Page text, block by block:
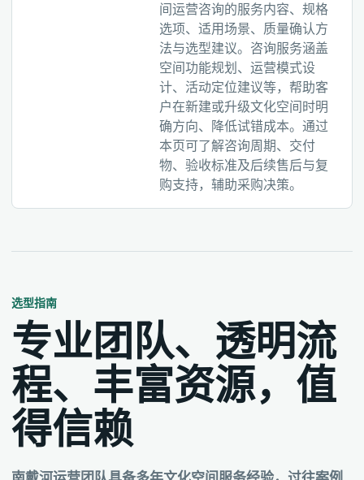
间运营咨询的服务内容、规格
选项、适用场景、质量确认方
法与选型建议。咨询服务涵盖
空间功能规划、运营模式设
计、活动定位建议等，帮助客
户在新建或升级文化空间时明
确方向、降低试错成本。通过
本页可了解咨询周期、交付
物、验收标准及后续售后与复
购支持，辅助采购决策。
选型指南
专业团队、透明流
程、丰富资源，值
得信赖